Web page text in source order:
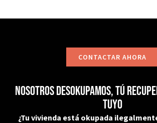
CONTACTAR AHORA
Nosotros desokupamos, tú
tuyo
¿Tu vivienda está okupada